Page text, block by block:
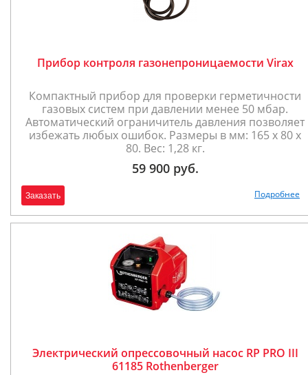
Прибор контроля газонепроницаемости Virax
Компактный прибор для проверки герметичности
газовых систем при давлении менее 50 мбар.
Автоматический ограничитель давления позволяет
избежать любых ошибок. Размеры в мм: 165 x 80 x
80. Вес: 1,28 кг.
59 900 руб.
Заказать Подробнее
Электрический опрессовочный насос RP PRO III
61185 Rothenberger